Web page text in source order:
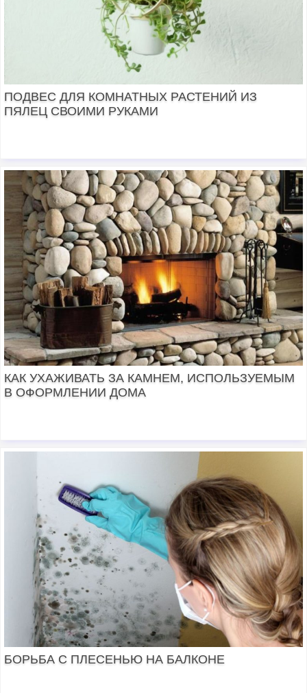
ПОДВЕС ДЛЯ КОМНАТНЫХ РАСТЕНИЙ ИЗ
ПЯЛЕЦ СВОИМИ РУКАМИ
КАК УХАЖИВАТЬ ЗА КАМНЕМ, ИСПОЛЬЗУЕМЫМ
В ОФОРМЛЕНИИ ДОМА
БОРЬБА С ПЛЕСЕНЬЮ НА БАЛКОНЕ